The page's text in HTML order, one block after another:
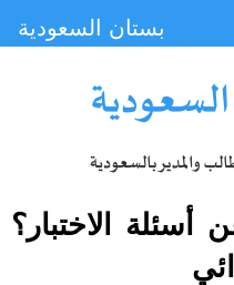
الاختبار؟
بستان السعودية